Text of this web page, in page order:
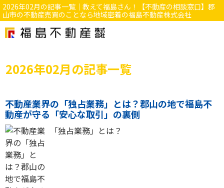
2026年02月の記事一覧｜教えて福島さん！【不動産の相談窓口】郡
山市の不動産売買のことなら地域密着の福島不動産株式会社
2026年02月の記事一覧
不動産業界の「独占業務」とは？郡山の地で福島不
動産が守る「安心な取引」の裏側
「独占業務」とは？